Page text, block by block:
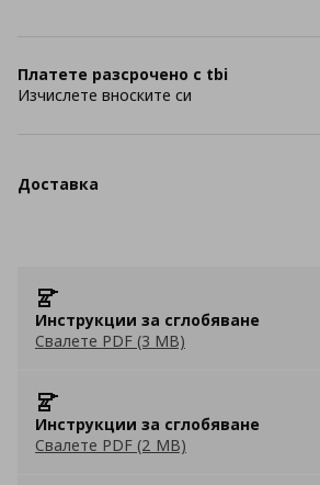
Платете разсрочено с tbi
Изчислете вноските си
Доставка
Инструкции за сглобяване
Свалете PDF (3 MB)
Инструкции за сглобяване
Свалете PDF (2 MB)